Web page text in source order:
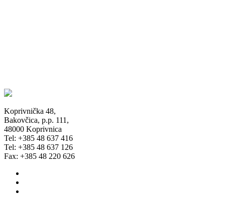
Koprivnička 48,
Bakovčica, p.p. 111,
48000 Koprivnica
Tel: +385 48 637 416
Tel: +385 48 637 126
Fax: +385 48 220 626